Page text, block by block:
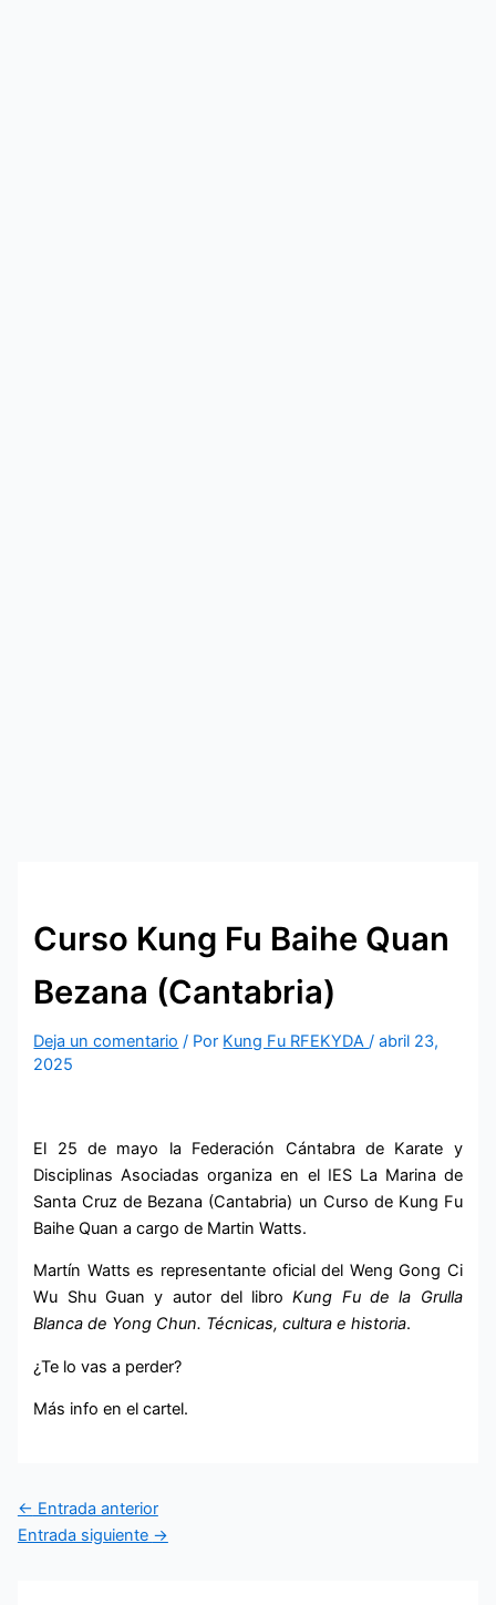
Curso Kung Fu Baihe Quan
Bezana (Cantabria)
Deja un comentario / Por Kung Fu RFEKYDA /abril 23,
2025
El 25 de mayo la Federación Cántabra de Karate y
Disciplinas Asociadas organiza en el IES La Marina de
Santa Cruz de Bezana (Cantabria) un Curso de Kung Fu
Baihe Quan a cargo de Martin Watts.
Martín Watts es representante oficial del Weng Gong Ci
Wu Shu Guan y autor del libroKung Fu de la Grulla
Blanca de Yong Chun. Técnicas, cultura e historia.
¿Te lo vas a perder?
Más info en el cartel.
← Entrada anterior
Entrada siguiente →